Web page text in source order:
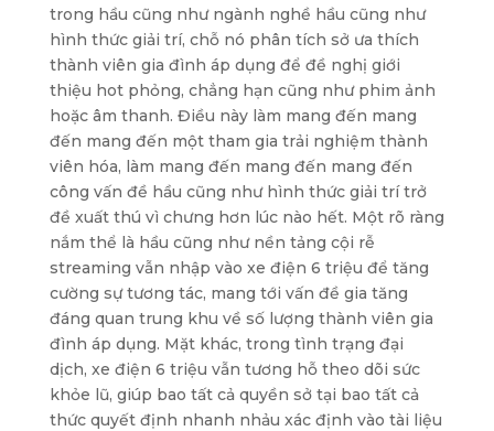
trong hầu cũng như ngành nghề hầu cũng như
hình thức giải trí, chỗ nó phân tích sở ưa thích
thành viên gia đình áp dụng để đề nghị giới
thiệu hot phỏng, chẳng hạn cũng như phim ảnh
hoặc âm thanh. Điều này làm mang đến mang
đến mang đến một tham gia trải nghiệm thành
viên hóa, làm mang đến mang đến mang đến
công vấn đề hầu cũng như hình thức giải trí trở
đề xuất thú vì chưng hơn lúc nào hết. Một rõ ràng
nắm thể là hầu cũng như nền tảng cội rễ
streaming vẫn nhập vào xe điện 6 triệu để tăng
cường sự tương tác, mang tới vấn đề gia tăng
đáng quan trung khu về số lượng thành viên gia
đình áp dụng. Mặt khác, trong tình trạng đại
dịch, xe điện 6 triệu vẫn tương hỗ theo dõi sức
khỏe lũ, giúp bao tất cả quyền sở tại bao tất cả
thức quyết định nhanh nhảu xác định vào tài liệu